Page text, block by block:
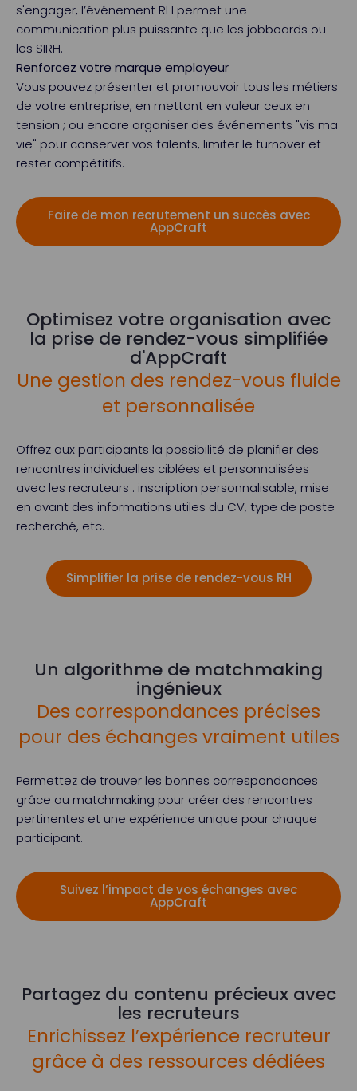
s'engager, l’événement RH permet une
communication plus puissante que les jobboards ou
les SIRH.
Renforcez votre marque employeur
Vous pouvez présenter et promouvoir tous les métiers
de votre entreprise, en mettant en valeur ceux en
tension ; ou encore organiser des événements "vis ma
vie" pour conserver vos talents, limiter le turnover et
rester compétitifs.
Faire de mon recrutement un succès avec
AppCraft
Optimisez votre organisation avec
la prise de rendez-vous simplifiée
d'AppCraft
Une gestion des rendez-vous fluide
et personnalisée
Offrez aux participants la possibilité de planifier des
rencontres individuelles ciblées et personnalisées
avec les recruteurs : inscription personnalisable, mise
en avant des informations utiles du CV, type de poste
recherché, etc.
Simplifier la prise de rendez-vous RH
Un algorithme de matchmaking
ingénieux
Des correspondances précises
pour des échanges vraiment utiles
Permettez de trouver les bonnes correspondances
grâce au matchmaking pour créer des rencontres
pertinentes et une expérience unique pour chaque
participant.
Suivez l’impact de vos échanges avec
AppCraft
Partagez du contenu précieux avec
les recruteurs
Enrichissez l’expérience recruteur
grâce à des ressources dédiées